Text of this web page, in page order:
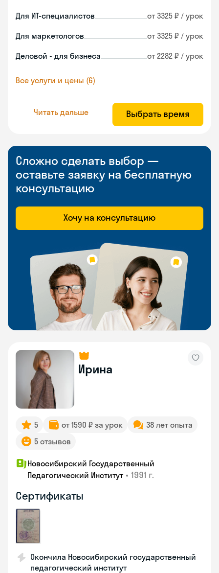
Для ИТ-специалистов от 3325 ₽ / урок
Для маркетологов от 3325 ₽ / урок
Деловой - для бизнеса от 2282 ₽ / урок
Все услуги и цены (6)
Читать дальше Выбрать время
Сложно сделать выбор —
оставьте заявку на бесплатную
консультацию
Хочу на консультацию
Ирина
5 от 1590 ₽ за урок
38 лет опыта
5 отзывов
Новосибирский Государственный
Педагогический Институт • 1991 г.
Сертификаты
Окончила Новосибирский государственный
педагогический институт